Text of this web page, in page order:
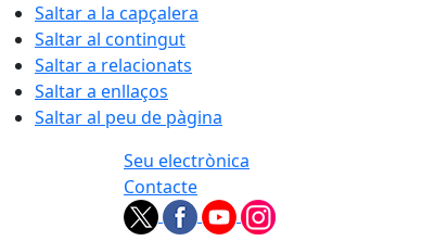
Saltar a la capçalera
Saltar al contingut
Saltar a relacionats
Saltar a enllaços
Saltar al peu de pàgina
Seu electrònica
Contacte